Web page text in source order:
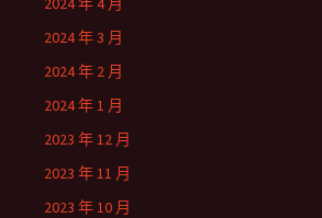
2024 年 3 月
2024 年 2 月
2024 年 1 月
2023 年 12 月
2023 年 11 月
2023 年 10 月